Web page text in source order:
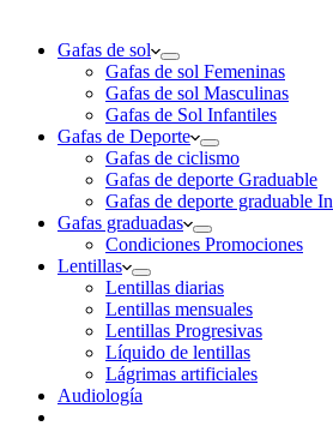
Gafas de sol
Gafas de sol Femeninas
Gafas de sol Masculinas
Gafas de Sol Infantiles
Gafas de Deporte
Gafas de ciclismo
Gafas de deporte Graduable
Gafas de deporte graduable
Gafas graduadas
Condiciones Promociones
Lentillas
Lentillas diarias
Lentillas mensuales
Lentillas Progresivas
Líquido de lentillas
Lágrimas artificiales
Audiología